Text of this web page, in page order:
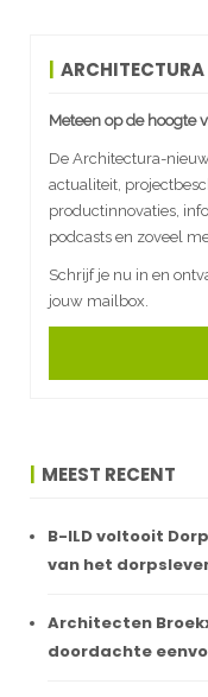
Meteen op de hoogte
De Architectura-
actualiteit,
productinnovaties,
podcasts en zoveel
Schrijf je nu in en
jouw mailbox.
MEEST RECENT
B-ILD voltooit
van het
Architecten
doordachte